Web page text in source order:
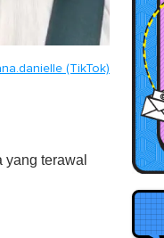
(TikTok)
terawal